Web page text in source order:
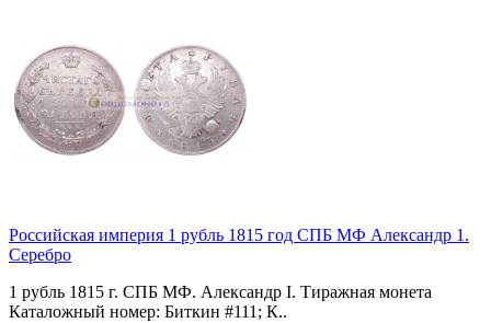
Российская империя 1 рубль 1815 год СПБ МФ Александр 1.
Серебро
1 рубль 1815 г. СПБ МФ. Александр I. Тиражная монета
Каталожный номер: Биткин #111; К..